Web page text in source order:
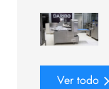
Ver todo